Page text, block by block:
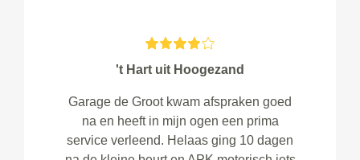
't Hart uit Hoogezand
Garage de Groot kwam afspraken goed
na en heeft in mijn ogen een prima
service verleend. Helaas ging 10 dagen